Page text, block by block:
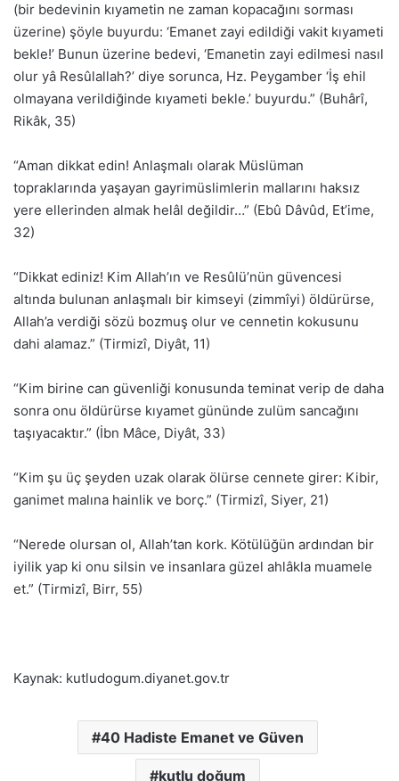
(bir bedevinin kıyametin ne zaman kopacağını sorması
üzerine) şöyle buyurdu: ‘Emanet zayi edildiği vakit kıyameti
bekle!’ Bunun üzerine bedevi, ‘Emanetin zayi edilmesi nasıl
olur yâ Resûlallah?’ diye sorunca, Hz. Peygamber ‘İş ehil
olmayana verildiğinde kıyameti bekle.’ buyurdu.” (Buhârî,
Rikâk, 35)
“Aman dikkat edin! Anlaşmalı olarak Müslüman
topraklarında yaşayan gayrimüslimlerin mallarını haksız
yere ellerinden almak helâl değildir…” (Ebû Dâvûd, Et’ime,
32)
“Dikkat ediniz! Kim Allah’ın ve Resûlü’nün güvencesi
altında bulunan anlaşmalı bir kimseyi (zimmîyi) öldürürse,
Allah’a verdiği sözü bozmuş olur ve cennetin kokusunu
dahi alamaz.” (Tirmizî, Diyât, 11)
“Kim birine can güvenliği konusunda teminat verip de daha
sonra onu öldürürse kıyamet gününde zulüm sancağını
taşıyacaktır.” (İbn Mâce, Diyât, 33)
“Kim şu üç şeyden uzak olarak ölürse cennete girer: Kibir,
ganimet malına hainlik ve borç.” (Tirmizî, Siyer, 21)
“Nerede olursan ol, Allah’tan kork. Kötülüğün ardından bir
iyilik yap ki onu silsin ve insanlara güzel ahlâkla muamele
et.” (Tirmizî, Birr, 55)
Kaynak: kutludogum.diyanet.gov.tr
40 Hadiste Emanet ve Güven
kutlu doğum